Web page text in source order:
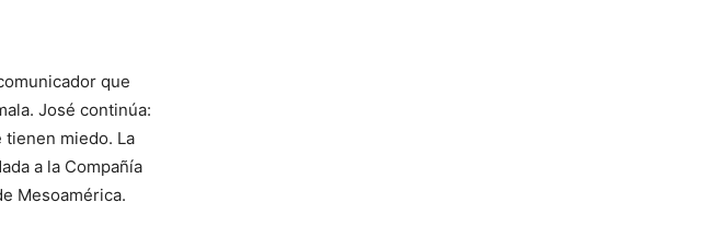
que
José continúa:
tienen miedo. La
a la Compañía
Mesoamérica.